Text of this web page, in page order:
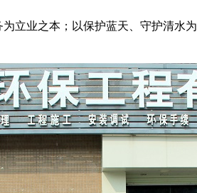
立业之本；以保护蓝天、守护清水